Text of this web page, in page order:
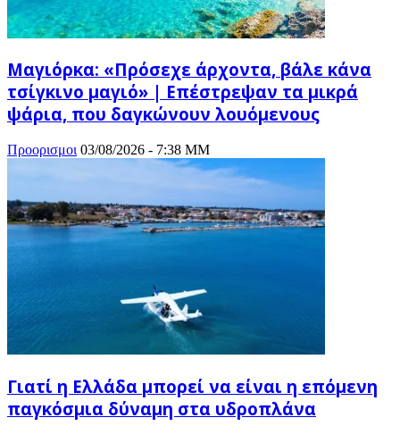
Μαγιόρκα: «Πρόσεχε άρχοντα, βάλε κάνα
τσίγκινο μαγιό» | Επέστρεψαν τα μικρά
ψάρια, που δαγκώνουν λουόμενους
Προορισμοι 03/08/2026 - 7:38 ΜΜ
Γιατί η Ελλάδα μπορεί να είναι η επόμενη
παγκόσμια δύναμη στα υδροπλάνα